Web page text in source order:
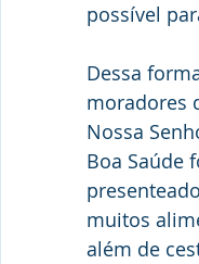
possível
Dessa
moradores
Nossa
Boa Saúde
muitos
além de